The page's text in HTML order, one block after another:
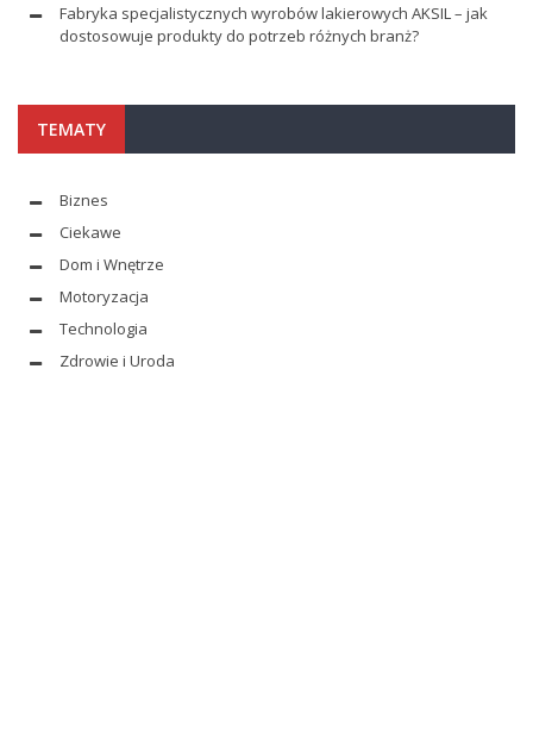
Fabryka specjalistycznych wyrobów lakierowych AKSIL – jak
dostosowuje produkty do potrzeb różnych branż?
TEMATY
Biznes
Ciekawe
Dom i Wnętrze
Motoryzacja
Technologia
Zdrowie i Uroda